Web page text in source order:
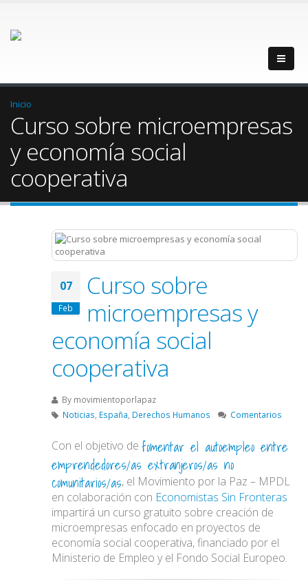
Inicio
Curso sobre microempresas
y economía social
cooperativa
07
Feb
Curso sobre
microempresas y
economía social
cooperativa
By movimientoporlapaz
Noticias España Derechos Humanos Comentarios
Con el objetivo de fomentar el autoempleo entre
emprendedores/as extranjeros/as no
comunitarios/as, el Movimiento por la Paz – MPDL
en colaboración con Economistas Sin Fronteras
impartirá un curso gratuito sobre creación de
microempresas enfocado en proyectos de
economía social cooperativa, financiado por el
Ministerio de Empleo y el Fondo Social Europeo.